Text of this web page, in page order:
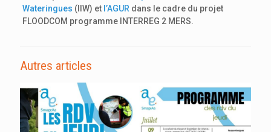
Wateringues (IIW) et l’AGUR dans le cadre du projet
FLOODCOM programme INTERREG 2 MERS.
Autres articles